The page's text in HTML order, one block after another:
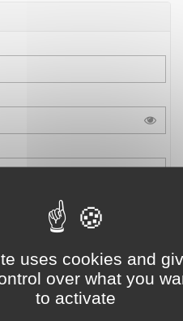
uses cookies and
over what you
to activate
relative à l’informatique de la
et aux libertés s’applique
demandes effectués sur les
Elle garantit un
les concernant et la
peuvent être exercés